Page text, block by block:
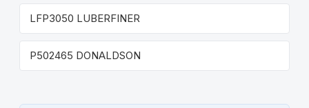
LFP3050 LUBERFINER
P502465 DONALDSON